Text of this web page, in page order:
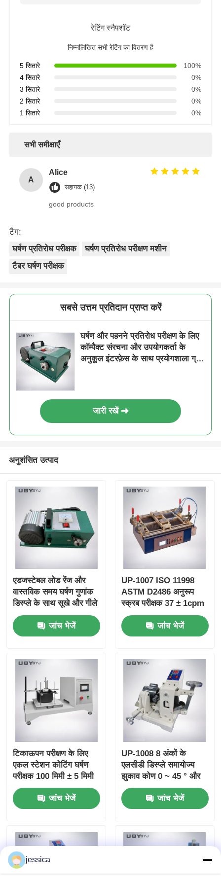
रेटिंग स्नैपशॉट
निम्नलिखित सभी रेटिंग का वितरण है
5 सितारे
100%
4 सितारे
0%
3 सितारे
0%
2 सितारे
0%
1 सितारे
0%
सभी समीक्षाएँ
A
Alice
सहायक (13)
good products
टैग:
घर्षण प्रतिरोध परीक्षक
घर्षण प्रतिरोध परीक्षण मशीन
टैबर घर्षण परीक्षक
सबसे उत्तम प्रतिदान प्राप्त करें
घर्षण और पहनने प्रतिरोध परीक्षण के लिए
कॉम्पैक्ट संरचना और उपयोगकर्ता के
अनुकूल इंटरफ़ेस के साथ प्रयोगशाला ग्रेड
जारी रखें
अनुशंसित उत्पाद
एडजस्टेबल लोड रेंज और
वास्तविक समय घर्षण गुणांक
डिस्प्ले के साथ सूखे और गीले
घर्षण परीक्षण के लिए
यूपी-1013 घर्षण परीक्षण
मशीन
जांच भेजें
UP-1007 ISO 11998
ASTM D2486 अनुरूप
स्क्रब परीक्षक 37 ± 1cpm
ब्रश आंदोलन आवृत्ति और
एनोडाइज्ड एल्यूमीनियम शरीर
के साथ
जांच भेजें
टिकाऊपन परीक्षण के लिए
एकल स्टेशन कोटिंग घर्षण
परीक्षक 100 मिमी ± 5 मिमी
स्ट्रोक और 6.5 ± 0.2m /
मिनट गति के साथ
जांच भेजें
UP-1008 8 अंकों के
एलसीडी डिस्प्ले समायोज्य
झुकाव कोण 0 ~ 45 ° और
रबर घर्षण प्रतिरोध परीक्षण के
लिए दोहरी भार भार 2LB /
6LB के साथ एक्रोन घर्षण
जांच भेजें
jessica